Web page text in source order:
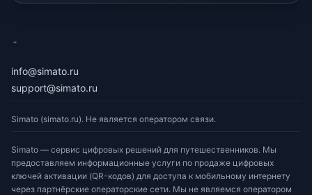
info@simato.ru
support@simato.ru
Simato (simato.ru). Не является оператором связи.
Simato — сервис цифровых решений для путешественников. Мы
предоставляем информационные услуги по продаже цифровых
ключей активации (QR-кодов) для доступа к мобильному интернету
через партнёрские операторские сети. Мы не являемся оператором